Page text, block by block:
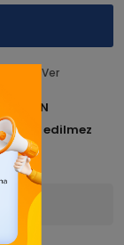
Haber Ver
ÜRÜN